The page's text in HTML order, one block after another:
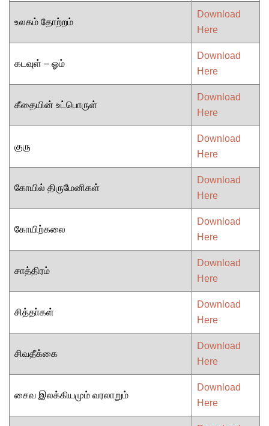
உலகம் தோற்றம்
Download
Here
கடவுள் – ஓம்
Download
Here
கீதையின் உட்பொருள்
Download
Here
குரு
Download
Here
கோயில் திருமேனிகள்
Download
Here
கோயிற்கலை
Download
Here
சாத்திரம்
Download
Here
சித்தா்கள்
Download
Here
சிவதீக்கை
Download
Here
சைவ இலக்கியமும் வரலாறும்
Download
Here